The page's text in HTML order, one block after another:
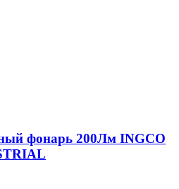
фонарь 200Лм INGCO